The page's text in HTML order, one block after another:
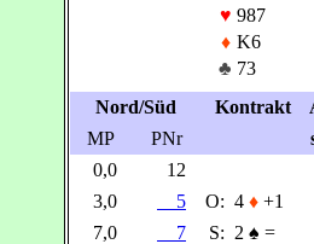
♥ 987
♦ K6
♣ 73
Nord/Süd
Kontrakt
MP
PNr
0,0
12
3,0
5 O: 4 ♦ +1
7,0
7 S: 2 ♠ =